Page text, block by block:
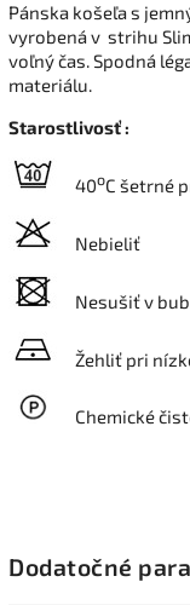
Pánska košeľa s
vyrobená v strihu
voľný čas. Spodná
materiálu.
Starostlivosť :
40oC šetrné
Nebieliť
Nesušiť v
Žehliť pri
Chemické
Dodatočné